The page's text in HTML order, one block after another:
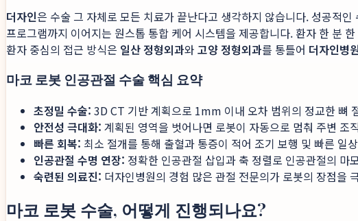
더자인은 수술 그 자체로 모든 치료가 끝난다고 생각하지 않습니다. 성공적
프로그램까지 이어지는 원스톱 통합 케어 시스템을 제공합니다. 환자 한 분
환자 중심의 접근 방식은 일산 정형외과와 고양 정형외과를 통틀어 더자인병
마코 로봇 인공관절 수술 핵심 요약
초정밀 수술: 3D CT 기반 계획으로 1mm 이내 오차 범위의 정교한 뼈
안전성 극대화: 계획된 영역을 벗어나면 로봇이 자동으로 멈춰 주변 조
빠른 회복: 최소 절개를 통해 출혈과 통증이 적어 조기 보행 및 빠른 일
인공관절 수명 연장: 정확한 인공관절 삽입과 축 정렬로 인공관절의 마
숙련된 의료진: 더자인병원의 경험 많은 관절 전문의가 로봇의 장점을
마코 로봇 수술, 어떻게 진행되나요?